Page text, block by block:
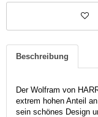
Beschreibung
Der Wolfram von
extrem hohen Anteil
sein schönes Design